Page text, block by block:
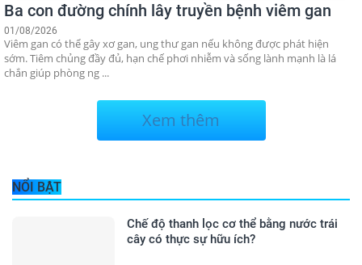
Ba con đường chính lây truyền bệnh viêm gan
01/08/2026
Viêm gan có thể gây xơ gan, ung thư gan nếu không được phát hiện
sớm. Tiêm chủng đầy đủ, hạn chế phơi nhiễm và sống lành mạnh là lá
chắn giúp phòng ng ...
Xem thêm
NỔI BẬT
Chế độ thanh lọc cơ thể bằng nước trái
cây có thực sự hữu ích?